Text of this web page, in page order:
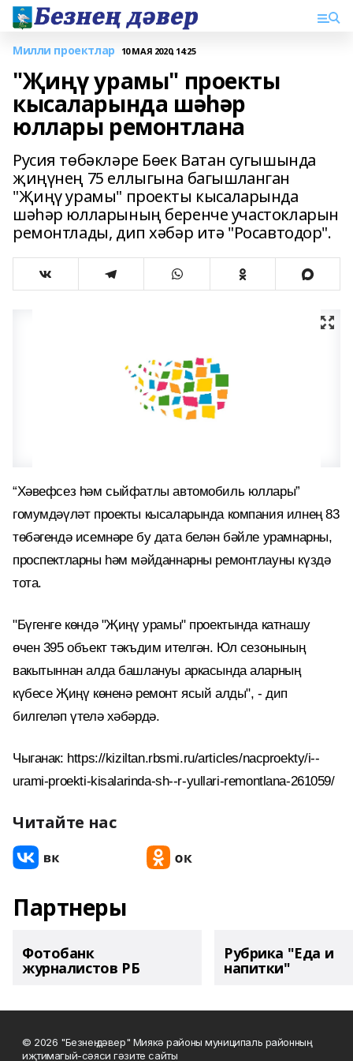
Милли проектлар 10 МАЯ 2020, 14:25
"Җиңү урамы" проекты
кысаларында шәһәр
юллары ремонтлана
Русия төбәкләре Бөек Ватан сугышында
җиңүнең 75 еллыгына багышланган
"Җиңү урамы" проекты кысаларында
шәһәр юлларының беренче участокларын
ремонтлады, дип хәбәр итә "Росавтодор".
“Хәвефсез һәм сыйфатлы автомобиль юллары”
гомумдәүләт проекты кысаларында компания илнең 83
төбәгендә исемнәре бу дата белән бәйле урамнарны,
проспектларны һәм мәйданнарны ремонтлауны күздә
тота.
"Бүгенге көндә "Җиңү урамы" проектында катнашу
өчен 395 объект тәкъдим ителгән. Юл сезонының
вакытыннан алда башлануы аркасында аларның
күбесе Җиңү көненә ремонт ясый алды", - дип
билгеләп үтелә хәбәрдә.
Чыганак: https://kiziltan.rbsmi.ru/articles/nacproekty/i--
urami-proekti-kisalarinda-sh--r-yullari-remontlana-261059/
Читайте нас
Партнеры
Фотобанк
журналистов РБ
Рубрика "Еда и
напитки"
© 2026 "Безнең дәвер" Миякә районы муниципаль районның
иҗтимагый-сәяси гәзите сайты